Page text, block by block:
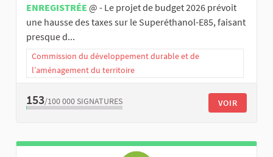
ENREGISTRÉE @ - Le projet de budget 2026 prévoit
une hausse des taxes sur le Superéthanol-E85, faisant
presque d...
Commission du développement durable et de
l’aménagement du territoire
153/100 000 SIGNATURES VOIR